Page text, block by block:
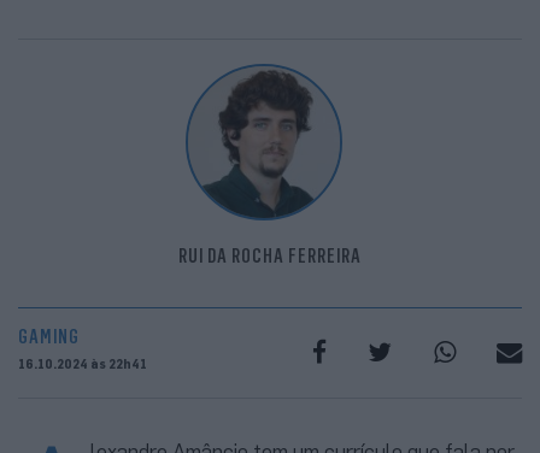
RUI DA ROCHA FERREIRA
GAMING
16.10.2024 às 22h41